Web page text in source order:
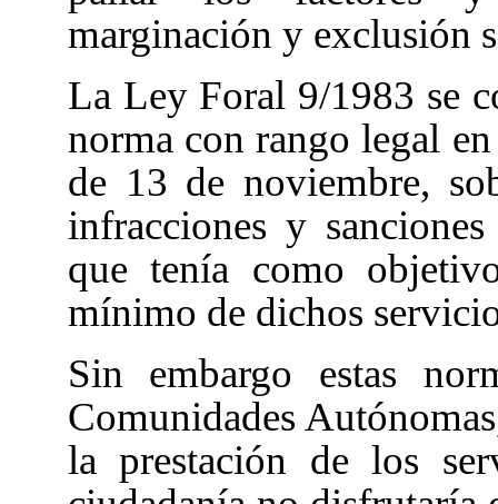
marginación y exclusión
La Ley Foral 9/1983 se
norma con rango legal
de 13 de noviembre,
infracciones y
que tenía como
mínimo de dichos
Sin embargo estas
Comunidades
la prestación de los